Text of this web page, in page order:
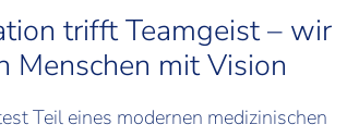
trifft Teamgeist – wir
Menschen mit Vision
Teil eines modernen medizinischen